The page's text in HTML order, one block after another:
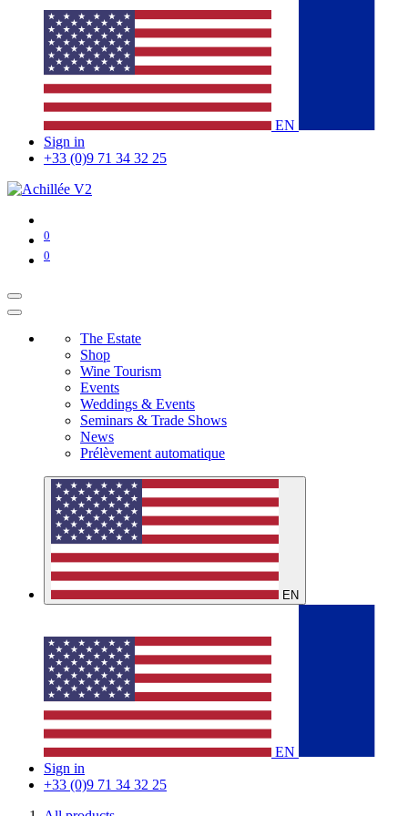
EN
Sign in
+33 (0)9 71 34 32 25
0
0
The Estate
Shop
Wine Tourism
Events
Weddings & Events
Seminars & Trade Shows
News
Prélèvement automatique
EN
EN
Sign in
+33 (0)9 71 34 32 25